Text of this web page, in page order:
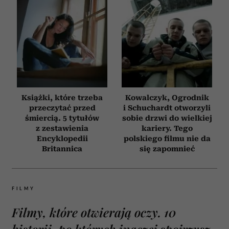
Książki, które trzeba
przeczytać przed
śmiercią. 5 tytułów
z zestawienia
Encyklopedii
Britannica
Kowalczyk, Ogrodnik
i Schuchardt otworzyli
sobie drzwi do wielkiej
kariery. Tego
polskiego filmu nie da
się zapomnieć
FILMY
Filmy, które otwierają oczy. 10